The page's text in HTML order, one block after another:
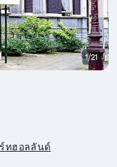
ร์ทฮอลลันด์
1/21